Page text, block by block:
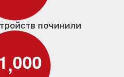
починили
,000